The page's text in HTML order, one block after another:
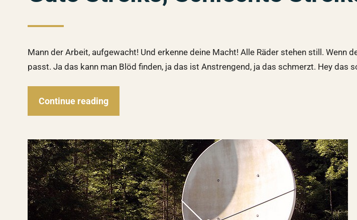
Mann der Arbeit, aufgewacht! Und erkenne deine Macht! Alle Räder stehen still. Wenn
passt. Ja das kann man Blöd finden, ja das ist Anstrengend, ja das schmerzt. Hey das
Continue reading